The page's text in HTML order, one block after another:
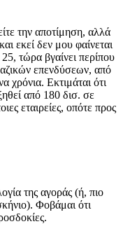
την αποτίμηση, αλλά
εκεί δεν μου φαίνεται
τώρα βγαίνει περίπου
επενδύσεων, από
χρόνια. Εκτιμάται ότι
από 180 δισ. σε
εταιρείες, οπότε προς
της αγοράς (ή, πιο
Φοβάμαι ότι